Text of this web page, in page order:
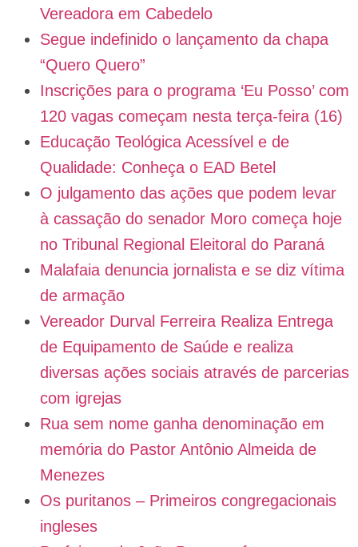
Vereadora em Cabedelo
Segue indefinido o lançamento da chapa
“Quero Quero”
Inscrições para o programa ‘Eu Posso’ com
120 vagas começam nesta terça-feira (16)
Educação Teológica Acessível e de
Qualidade: Conheça o EAD Betel
O julgamento das ações que podem levar
à cassação do senador Moro começa hoje
no Tribunal Regional Eleitoral do Paraná
Malafaia denuncia jornalista e se diz vítima
de armação
Vereador Durval Ferreira Realiza Entrega
de Equipamento de Saúde e realiza
diversas ações sociais através de parcerias
com igrejas
Rua sem nome ganha denominação em
memória do Pastor Antônio Almeida de
Menezes
Os puritanos – Primeiros congregacionais
ingleses